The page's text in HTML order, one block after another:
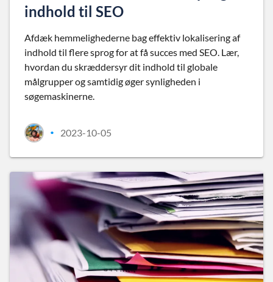
indhold til SEO
Afdæk hemmelighederne bag effektiv lokalisering af
indhold til flere sprog for at få succes med SEO. Lær,
hvordan du skræddersyr dit indhold til globale
målgrupper og samtidig øger synligheden i
søgemaskinerne.
• 2023-10-05